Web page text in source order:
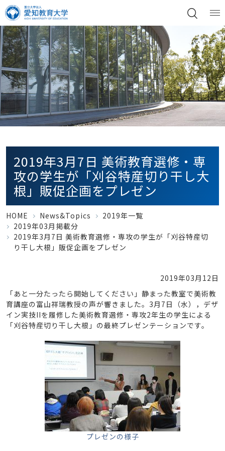
2019年3月7日 美術教育選修・専
攻の学生が「刈谷特産切り干し大
根」販促企画をプレゼン
HOME News&Topics
2019年一覧
2019年03月掲載分
2019年3月7日 美術教育選修・専攻の学生が「刈谷特産切
り干し大根」販促企画をプレゼン
2019年03月12日
「あと一分たったら開始してください」静まった教室で美術教
育講座の富山祥瑞教授の声が響きました。3月7日（水），デザ
イン実技IIを履修した美術教育選修・専攻2年生の学生による
「刈谷特産切り干し大根」の最終プレゼンテーションです。
プレゼンの様子